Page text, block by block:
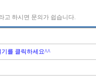
고 하시면 문의가 쉽습니다.
를 클릭하세요^^